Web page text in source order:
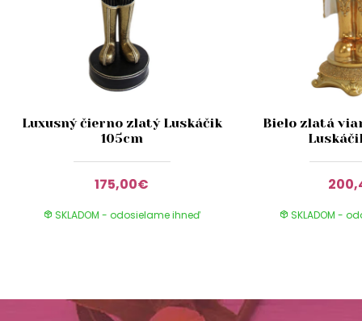
Luxusný čierno zlatý Luskáčik
105cm
175,00€
SKLADOM - odosielame ihneď
Bielo zlatá
SKLADOM -